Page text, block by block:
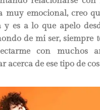
muy emocional, creo
y es a lo que apelo
de mi ser, siempre
con muchos
acerca de ese tipo de